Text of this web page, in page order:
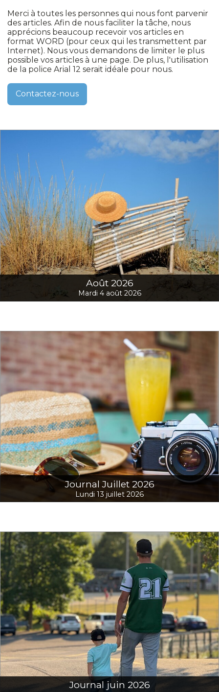
Merci à toutes les personnes qui nous font parvenir
des articles. Afin de nous faciliter la tâche, nous
apprécions beaucoup recevoir vos articles en
format WORD (pour ceux qui les transmettent par
Internet). Nous vous demandons de limiter le plus
possible vos articles à une page. De plus, l'utilisation
de la police Arial 12 serait idéale pour nous.
Contactez-nous
Août 2026
Mardi 4 août 2026
Journal Juillet 2026
Lundi 13 juillet 2026
Journal juin 2026